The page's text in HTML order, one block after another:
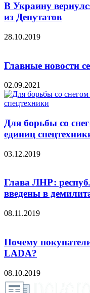
В Украину
из Депутатов
28.10.2019
Главные новости
02.09.2021
Для борьбы со
единиц
03.12.2019
Глава ЛНР:
введены в
08.11.2019
Почему
LADA?
08.10.2019